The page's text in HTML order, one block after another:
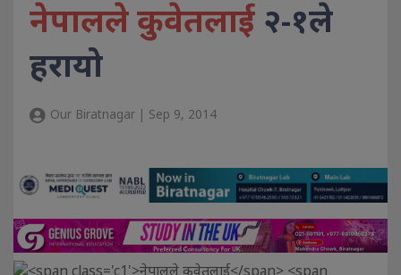
नेपालले कुवेतलाई २-१ले
हरायो
Our Biratnagar | Sep 9, 2014